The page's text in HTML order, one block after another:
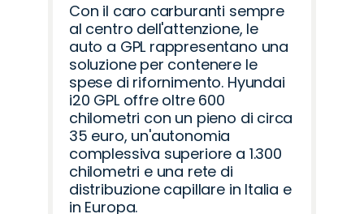
Con il caro carburanti sempre
al centro dell'attenzione, le
auto a GPL rappresentano una
soluzione per contenere le
spese di rifornimento. Hyundai
i20 GPL offre oltre 600
chilometri con un pieno di circa
35 euro, un'autonomia
complessiva superiore a 1.300
chilometri e una rete di
distribuzione capillare in Italia e
in Europa.